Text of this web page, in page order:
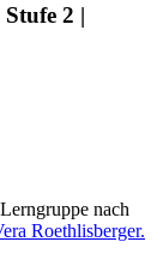
2 |
nach
Roethlisberger.